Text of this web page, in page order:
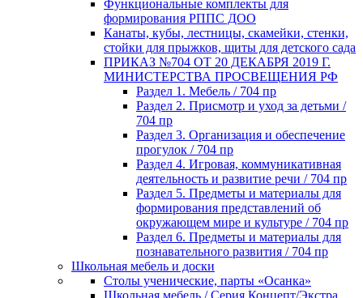
Функциональные комплекты для
формирования РППС ДОО
Канаты, кубы, лестницы, скамейки, стенки,
стойки для прыжков, щиты для детского сада
ПРИКАЗ №704 ОТ 20 ДЕКАБРЯ 2019 Г.
МИНИСТЕРСТВА ПРОСВЕЩЕНИЯ РФ
Раздел 1. Мебель / 704 пр
Раздел 2. Присмотр и уход за детьми /
704 пр
Раздел 3. Организация и обеспечение
прогулок / 704 пр
Раздел 4. Игровая, коммуникативная
деятельность и развитие речи / 704 пр
Раздел 5. Предметы и материалы для
формирования представлений об
окружающем мире и культуре / 704 пр
Раздел 6. Предметы и материалы для
познавательного развития / 704 пр
Школьная мебель и доски
Столы ученические, парты «Осанка»